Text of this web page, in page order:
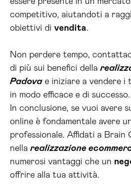
competitivo, aiutandoti a
obiettivi di vendita.
Non perdere tempo,
di più sui benefici della
Padovae iniziare a vendere i
in modo efficace e di successo.
In conclusione, se vuoi avere
online è fondamentale avere
professionale. Affidati a Brain
nellarealizzazione
numerosi vantaggi che un
offrire alla tua attività.